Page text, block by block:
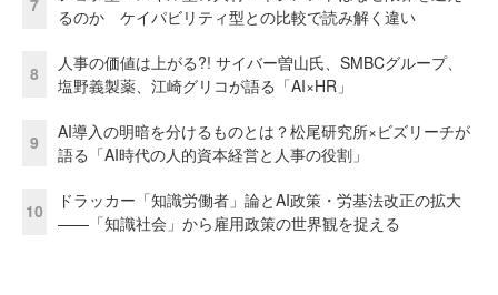
7
るのか ケイパビリティ型との比較で読み解く違い
8
人事の価値は上がる?! サイバー曽山氏、SMBCグループ、
塩野義製薬、江崎グリコが語る「AI×HR」
9
AI導入の明暗を分けるものとは？松尾研究所×ビズリーチが
語る「AI時代の人的資本経営と人事の役割」
10
ドラッカー「知識労働者」論とAI政策・労基法改正の拡大
——「知識社会」から雇用政策の世界観を捉える